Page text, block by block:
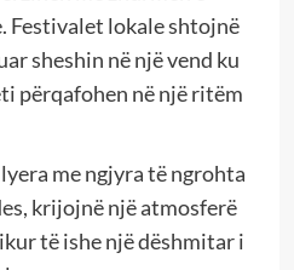
Festivalet lokale shtojnë
sheshin në një vend ku
përqafohen në një ritëm
me ngjyra të ngrohta
krijojnë një atmosferë
të ishe një dëshmitar i